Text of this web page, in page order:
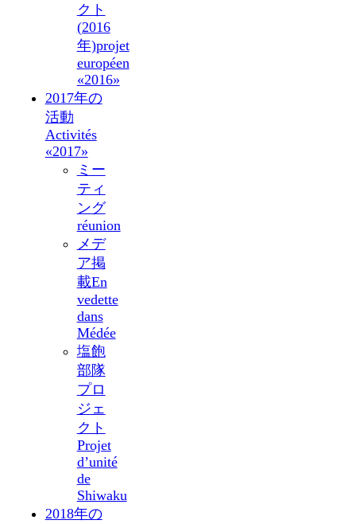
クト
(2016
年)projet
européen
«2016»
2017年の
活動
Activités
«2017»
ミー
ティ
ング
réunion
メデ
ア掲
載En
vedette
dans
Médée
塩飽
部隊
プロ
ジェ
クト
Projet
d’unité
de
Shiwaku
2018年の